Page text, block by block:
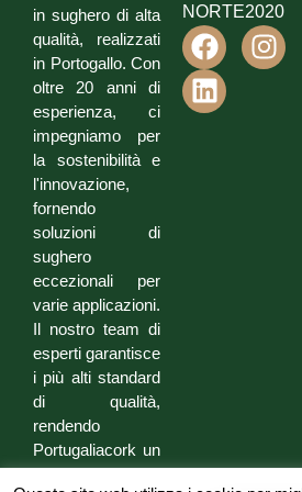
in sughero di alta
qualità, realizzati
in Portogallo. Con
oltre 20 anni di
esperienza, ci
impegniamo per
la sostenibilità e
l'innovazione,
fornendo
soluzioni di
sughero
eccezionali per
varie applicazioni.
Il nostro team di
esperti garantisce
i più alti standard
di qualità,
rendendo
Portugaliacork un
partner di fiducia
NORTE2020